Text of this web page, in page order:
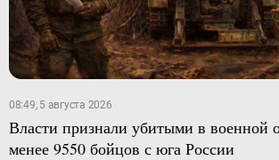
08:49, 5 августа 2026
Власти признали убитыми в военной
менее 9550 бойцов с юга России